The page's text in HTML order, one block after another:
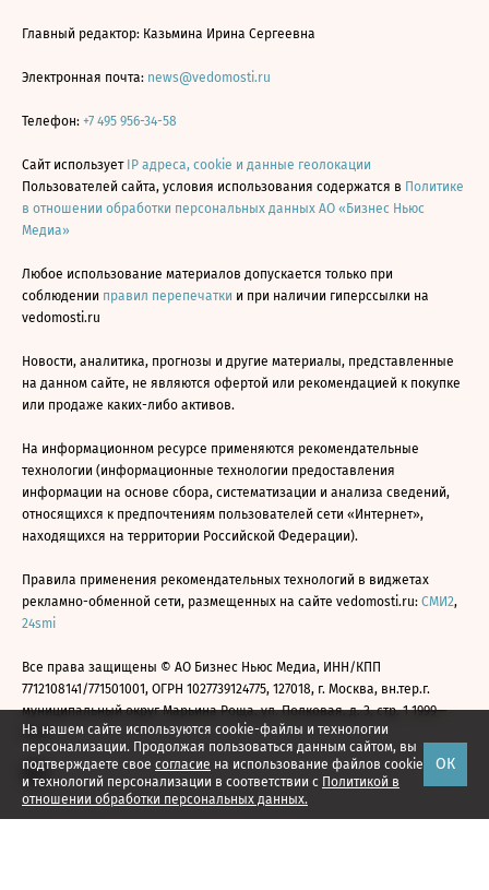
На нашем сайте используются cookie-файлы и технологии
персонализации. Продолжая пользоваться данным сайтом, вы
подтверждаете свое согласие на использование файлов cookie
и технологий персонализации в соответствии с Политикой в
отношении обработки персональных данных.
ОК
Главный редактор: Казьмина Ирина Сергеевна
Электронная почта: news@vedomosti.ru
Телефон: +7 495 956-34-58
Сайт использует IP адреса, cookie и данные геолокации
Пользователей сайта, условия использования содержатся в Политике
в отношении обработки персональных данных АО «Бизнес Ньюс
Медиа»
Любое использование материалов допускается только при
соблюдении правил перепечатки и при наличии гиперссылки на
vedomosti.ru
Новости, аналитика, прогнозы и другие материалы, представленные
на данном сайте, не являются офертой или рекомендацией к покупке
или продаже каких-либо активов.
На информационном ресурсе применяются рекомендательные
технологии (информационные технологии предоставления
информации на основе сбора, систематизации и анализа сведений,
относящихся к предпочтениям пользователей сети «Интернет»,
находящихся на территории Российской Федерации).
Правила применения рекомендательных технологий в виджетах
рекламно-обменной сети, размещенных на сайте vedomosti.ru: СМИ2,
24smi
Все права защищены © АО Бизнес Ньюс Медиа, ИНН/КПП
7712108141/771501001, ОГРН 1027739124775, 127018, г. Москва, вн.тер.г.
муниципальный округ Марьина Роща, ул. Полковая, д. 3, стр. 1 1999—
2026